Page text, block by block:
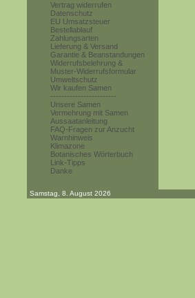
Vertrag widerrufen
Datenschutz
EU Umsatzsteuer
Bestellablauf
Zahlungsarten
Lieferung & Versand
Garantie & Beanstandungen
Widerrufsbelehrung &
Muster-Widerrufsformular
Umweltschutz
Wir kaufen Samen
------------------------
Unsere Samen
Vermehrung mit Samen
Aussaatanleitung
FAQ-Fragen zur Anzucht
Warnhinweis
Klimazone
Botanisches Wörterbuch
Link-Tipps
Danke
Samstag, 8. August 2026